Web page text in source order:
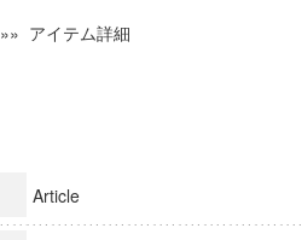
»» アイテム詳細
Article